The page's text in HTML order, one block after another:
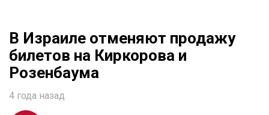
В Израиле отменяют продажу
билетов на Киркорова и
Розенбаума
4 года назад